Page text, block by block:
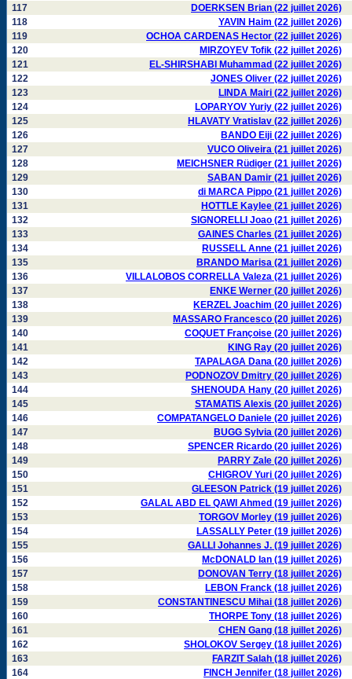
117
DOERKSEN Brian (22 juillet 2026)
118
YAVIN Haim (22 juillet 2026)
119
OCHOA CARDENAS Hector (22 juillet 2026)
120
MIRZOYEV Tofik (22 juillet 2026)
121
EL-SHIRSHABI Muhammad (22 juillet 2026)
122
JONES Oliver (22 juillet 2026)
123
LINDA Mairi (22 juillet 2026)
124
LOPARYOV Yuriy (22 juillet 2026)
125
HLAVATY Vratislav (22 juillet 2026)
126
BANDO Eiji (22 juillet 2026)
127
VUCO Oliveira (21 juillet 2026)
128
MEICHSNER Rüdiger (21 juillet 2026)
129
SABAN Damir (21 juillet 2026)
130
di MARCA Pippo (21 juillet 2026)
131
HOTTLE Kaylee (21 juillet 2026)
132
SIGNORELLI Joao (21 juillet 2026)
133
GAINES Charles (21 juillet 2026)
134
RUSSELL Anne (21 juillet 2026)
135
BRANDO Marisa (21 juillet 2026)
136
VILLALOBOS CORRELLA Valeza (21 juillet 2026)
137
ENKE Werner (20 juillet 2026)
138
KERZEL Joachim (20 juillet 2026)
139
MASSARO Francesco (20 juillet 2026)
140
COQUET Françoise (20 juillet 2026)
141
KING Ray (20 juillet 2026)
142
TAPALAGA Dana (20 juillet 2026)
143
PODNOZOV Dmitry (20 juillet 2026)
144
SHENOUDA Hany (20 juillet 2026)
145
STAMATIS Alexis (20 juillet 2026)
146
COMPATANGELO Daniele (20 juillet 2026)
147
BUGG Sylvia (20 juillet 2026)
148
SPENCER Ricardo (20 juillet 2026)
149
PARRY Zale (20 juillet 2026)
150
CHIGROV Yuri (20 juillet 2026)
151
GLEESON Patrick (19 juillet 2026)
152
GALAL ABD EL QAWI Ahmed (19 juillet 2026)
153
TORGOV Morley (19 juillet 2026)
154
LASSALLY Peter (19 juillet 2026)
155
GALLI Johannes J. (19 juillet 2026)
156
McDONALD Ian (19 juillet 2026)
157
DONOVAN Terry (18 juillet 2026)
158
LEBON Franck (18 juillet 2026)
159
CONSTANTINESCU Mihai (18 juillet 2026)
160
THORPE Tony (18 juillet 2026)
161
CHEN Gang (18 juillet 2026)
162
SHOLOKOV Sergey (18 juillet 2026)
163
FARZIT Salah (18 juillet 2026)
164
FINCH Jennifer (18 juillet 2026)